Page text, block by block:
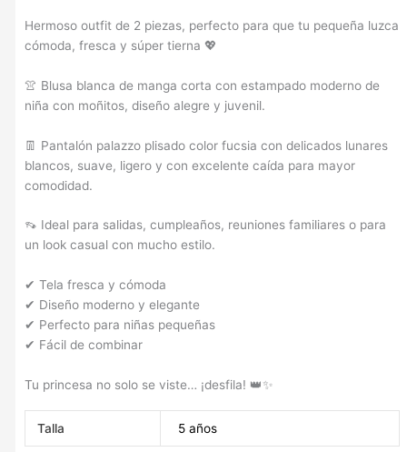
Hermoso outfit de 2 piezas, perfecto para que tu pequeña luzca
cómoda, fresca y súper tierna 💖
👚 Blusa blanca de manga corta con estampado moderno de
niña con moñitos, diseño alegre y juvenil.
👖 Pantalón palazzo plisado color fucsia con delicados lunares
blancos, suave, ligero y con excelente caída para mayor
comodidad.
👡 Ideal para salidas, cumpleaños, reuniones familiares o para
un look casual con mucho estilo.
✔ Tela fresca y cómoda
✔ Diseño moderno y elegante
✔ Perfecto para niñas pequeñas
✔ Fácil de combinar
Tu princesa no solo se viste… ¡desfila! 👑✨
Talla 5 años